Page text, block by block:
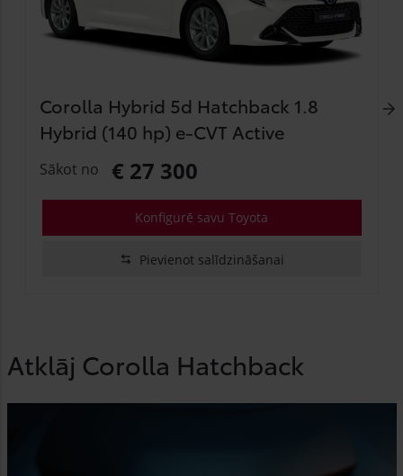
Corolla Hybrid 5d Hatchback 1.8
Hybrid (140 hp) e-CVT Active
Sākot no € 27 300
Konfigurē savu Toyota
Pievienot salīdzināšanai
Atklāj Corolla Hatchback